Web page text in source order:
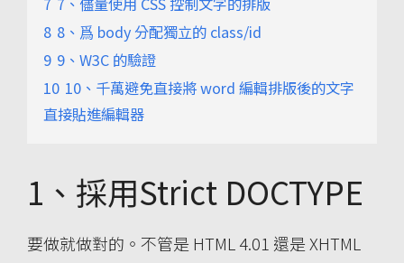
8 8、爲 body 分配獨立的 class/id
9 9、W3C 的驗證
10 10、千萬避免直接將 word 編輯排版後的文字
直接貼進編輯器
1、採用Strict DOCTYPE
要做就做對的。不管是 HTML 4.01 還是 XHTML